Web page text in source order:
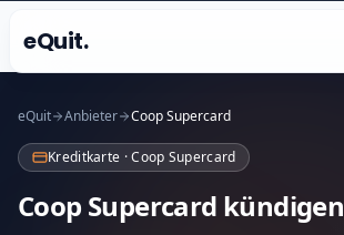
eQuit.
eQuit Anbieter Coop Supercard
Kreditkarte · Coop Supercard
Coop Supercard kündigen